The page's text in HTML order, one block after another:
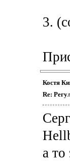
3.
Костя
Re:
а